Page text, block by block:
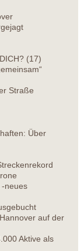
(17)
Straße
Über
neues
auf der
Aktive als